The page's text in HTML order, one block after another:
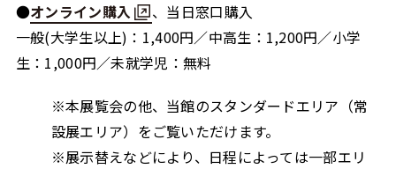
●オンライン購入
、当日窓口購入
一般(大学生以上)：1,400円／中高生：1,200円／小学
生：1,000円／未就学児：無料
※本展覧会の他、当館のスタンダードエリア（常
設展エリア）をご覧いただけます。
※展示替えなどにより、日程によっては一部エリ